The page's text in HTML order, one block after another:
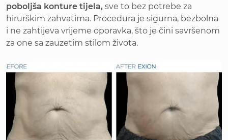
poboljša konture tijela, sve to bez potrebe za
hirurškim zahvatima. Procedura je sigurna, bezbolna
i ne zahtijeva vrijeme oporavka, što je čini savršenom
za one sa zauzetim stilom života.